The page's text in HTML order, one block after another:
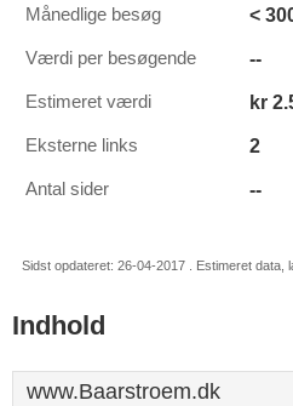
Månedlige besøg <
Værdi per besøgende --
Estimeret værdi kr
Eksterne links 2
Antal sider --
Sidst opdateret: 26-04-2017 . Estimeret
Indhold
www.Baarstroem.dk